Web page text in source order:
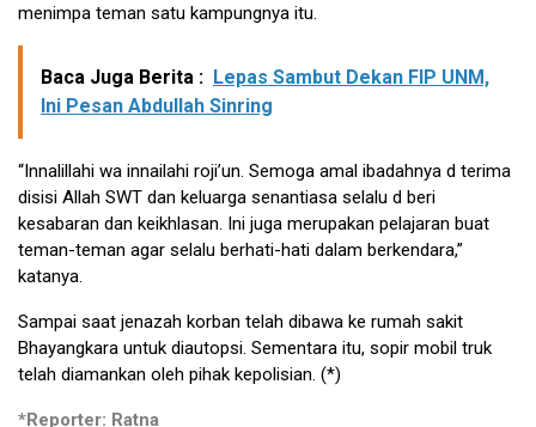
menimpa teman satu kampungnya itu.
Baca Juga Berita : Lepas Sambut Dekan FIP UNM,
Ini Pesan Abdullah Sinring
“Innalillahi wa innailahi roji’un. Semoga amal ibadahnya d terima
disisi Allah SWT dan keluarga senantiasa selalu d beri
kesabaran dan keikhlasan. Ini juga merupakan pelajaran buat
teman-teman agar selalu berhati-hati dalam berkendara,”
katanya.
Sampai saat jenazah korban telah dibawa ke rumah sakit
Bhayangkara untuk diautopsi. Sementara itu, sopir mobil truk
telah diamankan oleh pihak kepolisian. (*)
*Reporter: Ratna